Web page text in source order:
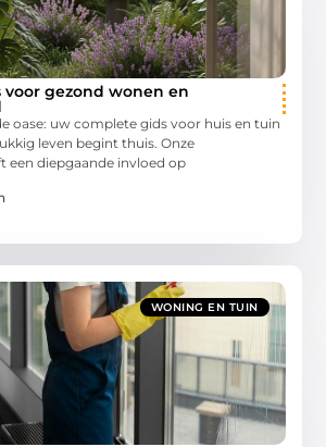
voor gezond wonen en
oase: uw complete gids voor huis en tuin
leven begint thuis. Onze
een diepgaande invloed op
WONING EN TUIN